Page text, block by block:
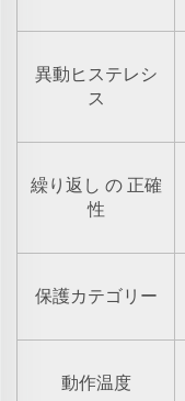
異動ヒステレシ
ス
繰り返し の 正確
性
保護カテゴリー
動作温度